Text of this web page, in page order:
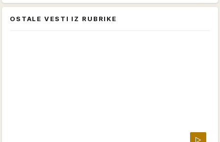
OSTALE VESTI IZ RUBRIKE